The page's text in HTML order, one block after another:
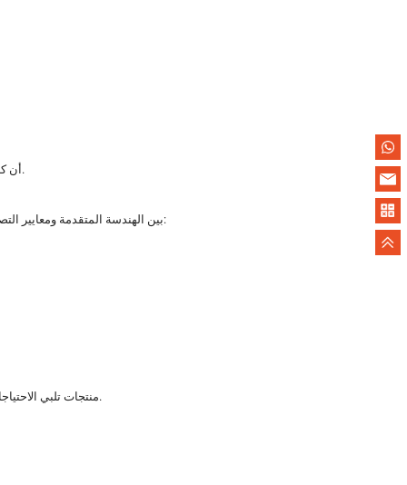
من خلال التحملات الصارمة في التصنيع ومراقبة الجودة، تضمن مجموعة iHF أن كل علبة تروس تحافظ على دقة ثابتة على مدار دورات الخدمة الممتدة.
بصفتها شركة متخصصة في حلول نقل الحركة، تجمع مجموعة iHF بين الهندسة المتقدمة ومعايير التصنيع الصارمة والخبرة الواسعة في هذا المجال. تشتهر علب التروس التي تنتجها بـ:
من خلال التحسين المستمر لهندسة التروس واختيار المواد والمعالجة الحرارية وعمليات التجميع، تقدم مجموعة iHF منتجات تلبي الاحتياجات المتطورة للتصنيع العالمي.